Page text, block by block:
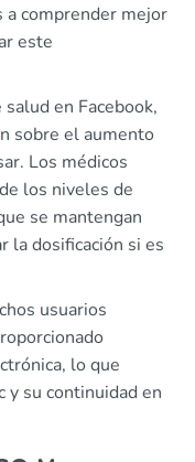
a comprender mejor
este
en Facebook,
sobre el aumento
Los médicos
los niveles de
se mantengan
la dosificación si es
usuarios
lo que
y su continuidad en